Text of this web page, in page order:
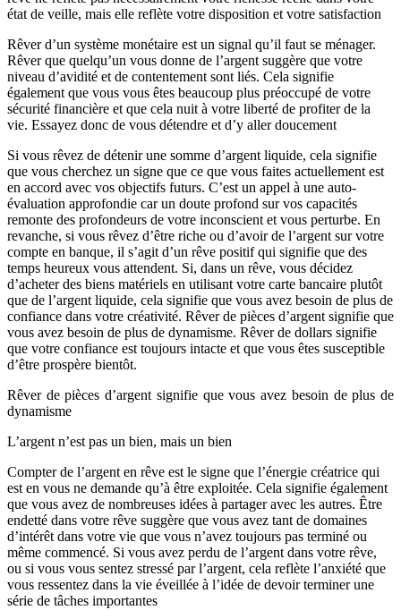
état de veille, mais elle reflète votre disposition et votre satisfaction
Rêver d’un système monétaire est un signal qu’il faut se ménager.
Rêver que quelqu’un vous donne de l’argent suggère que votre
niveau d’avidité et de contentement sont liés. Cela signifie
également que vous vous êtes beaucoup plus préoccupé de votre
sécurité financière et que cela nuit à votre liberté de profiter de la
vie. Essayez donc de vous détendre et d’y aller doucement
Si vous rêvez de détenir une somme d’argent liquide, cela signifie
que vous cherchez un signe que ce que vous faites actuellement est
en accord avec vos objectifs futurs. C’est un appel à une auto-
évaluation approfondie car un doute profond sur vos capacités
remonte des profondeurs de votre inconscient et vous perturbe. En
revanche, si vous rêvez d’être riche ou d’avoir de l’argent sur votre
compte en banque, il s’agit d’un rêve positif qui signifie que des
temps heureux vous attendent. Si, dans un rêve, vous décidez
d’acheter des biens matériels en utilisant votre carte bancaire plutôt
que de l’argent liquide, cela signifie que vous avez besoin de plus de
confiance dans votre créativité. Rêver de pièces d’argent signifie que
vous avez besoin de plus de dynamisme. Rêver de dollars signifie
que votre confiance est toujours intacte et que vous êtes susceptible
d’être prospère bientôt.
Rêver de pièces d’argent signifie que vous avez besoin de plus de
dynamisme
L’argent n’est pas un bien, mais un bien
Compter de l’argent en rêve est le signe que l’énergie créatrice qui
est en vous ne demande qu’à être exploitée. Cela signifie également
que vous avez de nombreuses idées à partager avec les autres. Être
endetté dans votre rêve suggère que vous avez tant de domaines
d’intérêt dans votre vie que vous n’avez toujours pas terminé ou
même commencé. Si vous avez perdu de l’argent dans votre rêve,
ou si vous vous sentez stressé par l’argent, cela reflète l’anxiété que
vous ressentez dans la vie éveillée à l’idée de devoir terminer une
série de tâches importantes